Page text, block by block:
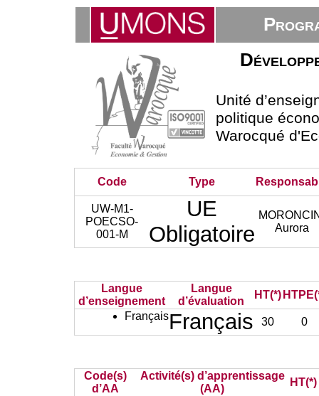
Unité
politique
Warocqué
Code Type
UW-M1-
POECSO-
001-M
UE
Obligatoire
Aurora
Langue
d’enseignement
Langue
d’évaluation
HT(*)
FrançaisFrançais 30 0
Code(s)
d’AA
Activité(s) d’apprentissage
(AA)
HT(*)